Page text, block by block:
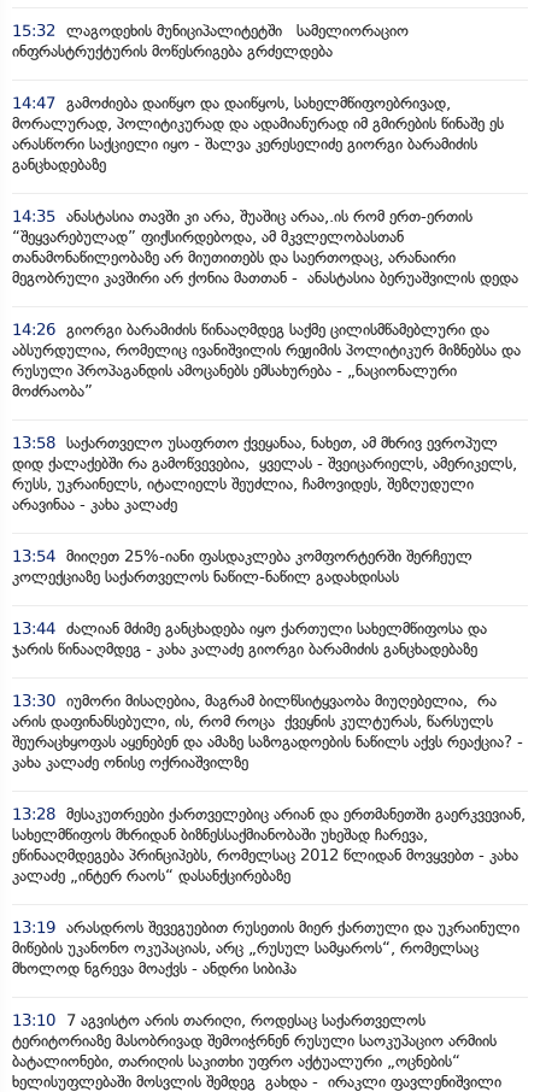
15:32
ლაგოდეხის მუნიციპალიტეტში სამელიორაციო
ინფრასტრუქტურის მოწესრიგება გრძელდება
14:47 გამოძიება დაიწყო და დაიწყოს, სახელმწიფოებრივად,
მორალურად, პოლიტიკურად და ადამიანურად იმ გმირების წინაშე ეს
არასწორი საქციელი იყო - შალვა კერესელიძე გიორგი ბარამიძის
განცხადებაზე
14:35 ანასტასია თავში კი არა, შუაშიც არაა,.ის რომ ერთ-ერთის
“შეყვარებულად” ფიქსირდებოდა, ამ მკვლელობასთან
თანამონაწილეობაზე არ მიუთითებს და საერთოდაც, არანაირი
მეგობრული კავშირი არ ქონია მათთან - ანასტასია ბერუაშვილის დედა
14:26 გიორგი ბარამიძის წინააღმდეგ საქმე ცილისმწამებლური და
აბსურდულია, რომელიც ივანიშვილის რეჟიმის პოლიტიკურ მიზნებსა და
რუსული პროპაგანდის ამოცანებს ემსახურება - „ნაციონალური
მოძრაობა”
13:58 საქართველო უსაფრთო ქვეყანაა, ნახეთ, ამ მხრივ ევროპულ
დიდ ქალაქებში რა გამოწვევებია, ყველას - შვეიცარიელს, ამერიკელს,
რუსს, უკრაინელს, იტალიელს შეუძლია, ჩამოვიდეს, შეზღუდული
არავინაა - კახა კალაძე
13:54 მიიღეთ 25%-იანი ფასდაკლება კომფორტერში შერჩეულ
კოლექციაზე საქართველოს ნაწილ-ნაწილ გადახდისას
13:44 ძალიან მძიმე განცხადება იყო ქართული სახელმწიფოსა და
ჯარის წინააღმდეგ - კახა კალაძე გიორგი ბარამიძის განცხადებაზე
13:30 იუმორი მისაღებია, მაგრამ ბილწსიტყვაობა მიუღებელია, რა
არის დაფინანსებული, ის, რომ როცა ქვეყნის კულტურას, წარსულს
შეურაცხყოფას აყენებენ და ამაზე საზოგადოების ნაწილს აქვს რეაქცია? -
კახა კალაძე ონისე ოქრიაშვილზე
13:28 მესაკუთრეები ქართველებიც არიან და ერთმანეთში გაერკვევიან,
სახელმწიფოს მხრიდან ბიზნესსაქმიანობაში უხეშად ჩარევა,
ეწინააღმდეგება პრინციპებს, რომელსაც 2012 წლიდან მოვყვებთ - კახა
კალაძე „ინტერ რაოს“ დასანქცირებაზე
13:19 არასდროს შევეგუებით რუსეთის მიერ ქართული და უკრაინული
მიწების უკანონო ოკუპაციას, არც „რუსულ სამყაროს“, რომელსაც
მხოლოდ ნგრევა მოაქვს - ანდრი სიბიჰა
13:10
7 აგვისტო არის თარიღი, როდესაც საქართველოს
ტერიტორიაზე მასობრივად შემოიჭრნენ რუსული საოკუპაციო არმიის
ბატალიონები, თარიღის საკითხი უფრო აქტუალური „ოცნების“
ხელისუფლებაში მოსვლის შემდეგ გახდა - ირაკლი ფავლენიშვილი